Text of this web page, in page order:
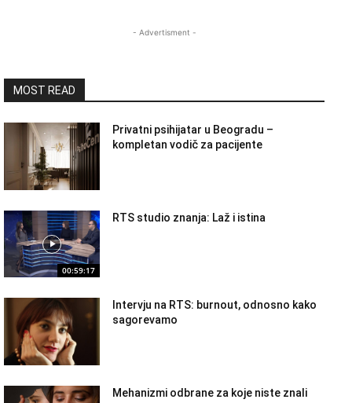
- Advertisment -
MOST READ
Privatni psihijatar u Beogradu –
kompletan vodič za pacijente
00:59:17
RTS studio znanja: Laž i istina
Intervju na RTS: burnout, odnosno kako
sagorevamo
Mehanizmi odbrane za koje niste znali